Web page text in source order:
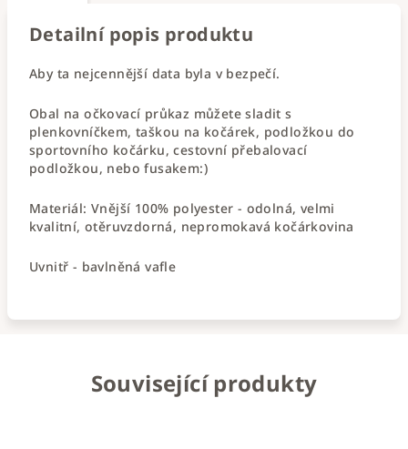
Detailní popis produktu
Aby ta nejcennější data byla v bezpečí.
Obal na očkovací průkaz můžete sladit s
plenkovníčkem, taškou na kočárek, podložkou do
sportovního kočárku, cestovní přebalovací
podložkou, nebo fusakem:)
Materiál: Vnější 100% polyester - odolná, velmi
kvalitní, otěruvzdorná, nepromokavá kočárkovina
Uvnitř - bavlněná vafle
Související produkty